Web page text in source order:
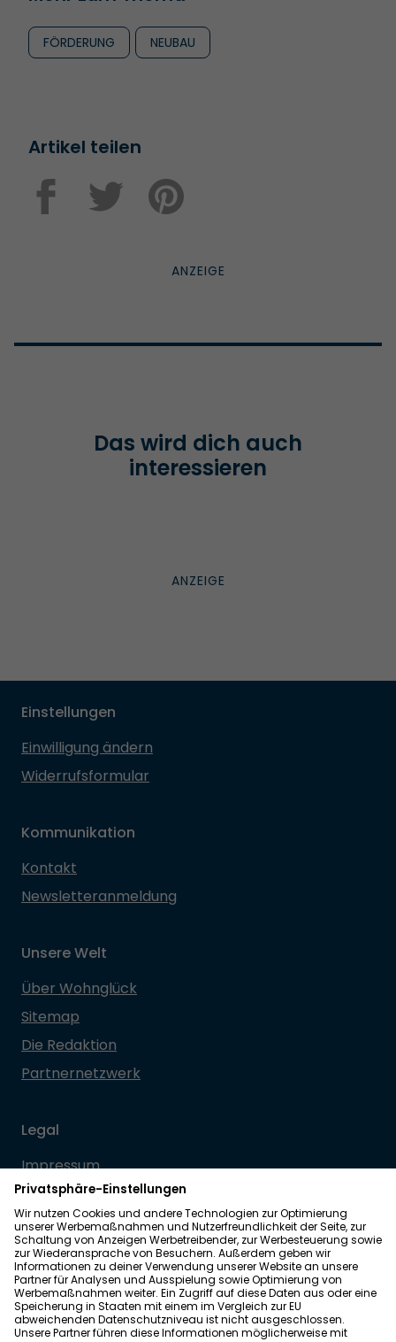
FÖRDERUNG NEUBAU
Artikel teilen
Das wird dich auch
interessieren
Einstellungen
Einwilligung ändern
Widerrufsformular
Kommunikation
Kontakt
Newsletteranmeldung
Unsere Welt
Über Wohnglück
Sitemap
Die Redaktion
Partnernetzwerk
Legal
Impressum
Datenschutz
Allgemeine Geschäftsbedingungen
Barrierefreiheit